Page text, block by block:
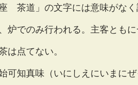
　茶道」の文字には意味がな
炉でのみ行われる。主客とも
は点てない。
知真味（いにしえにいまに